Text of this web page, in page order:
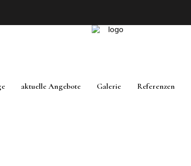
aktuelle Angebote Galerie Referenzen